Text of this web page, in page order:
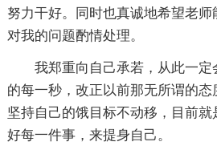
努力干好。同时也真诚地希望老师
对我的问题酌情处理。
我郑重向自己承若，从此一
的每一秒，改正以前那无所谓的
坚持自己的饿目标不动移，目前
好每一件事，来提身自己。